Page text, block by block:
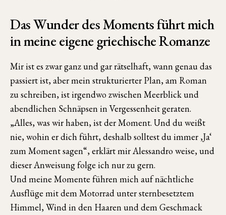
Das Wunder des Moments führt mich
in meine eigene griechische Romanze
Mir ist es zwar ganz und gar rätselhaft, wann genau das
passiert ist, aber mein strukturierter Plan, am Roman
zu schreiben, ist irgendwo zwischen Meerblick und
abendlichen Schnäpsen in Vergessenheit geraten.
„Alles, was wir haben, ist der Moment. Und du weißt
nie, wohin er dich führt, deshalb solltest du immer ‚Ja‘
zum Moment sagen“, erklärt mir Alessandro weise, und
dieser Anweisung folge ich nur zu gern.
Und meine Momente führen mich auf nächtliche
Ausflüge mit dem Motorrad unter sternbesetztem
Himmel, Wind in den Haaren und dem Geschmack